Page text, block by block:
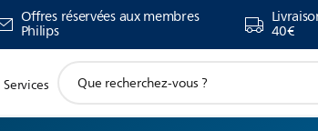
Offres réservées aux membres
Philips 40€
Services